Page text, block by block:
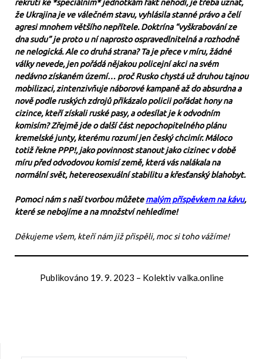
rekruti ke *speciálním* jednotkám fakt nehodí, je třeba uznat,
že Ukrajina je ve válečném stavu, vyhlásila stanné právo a čelí
agresi mnohem většího nepřítele. Doktrína “vyškrabování ze
dna sudu” je proto u ní naprosto ospravedlnitelná a rozhodně
ne nelogická. Ale co druhá strana? Ta je přece v míru, žádné
války nevede, jen pořádá nějakou policejní akci na svém
nedávno získaném území… proč Rusko chystá už druhou tajnou
mobilizaci, zintenzivňuje náborové kampaně až do absurdna a
nově podle ruských zdrojů přikázalo policii pořádat hony na
cizince, kteří získali ruské pasy, a odesílat je k odvodním
komisím? Zřejmě jde o další část nepochopitelného plánu
kremelské junty, kterému rozumí jen český chcimír. Máloco
totiž řekne PPP!, jako povinnost stanout jako cizinec v době
míru před odvodovou komisí země, která vás nalákala na
normální svět, hetereosexuální stabilitu a křesťanský blahobyt.
Pomoci nám s naší tvorbou můžetemalým příspěvkem na kávu,
které se nebojíme a na množství nehledíme!
Děkujeme všem, kteří nám již přispěli, moc si toho vážíme!
Publikováno 19. 9. 2023 – Kolektiv valka.online